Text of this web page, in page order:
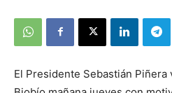
El Presidente Sebastián Piñera